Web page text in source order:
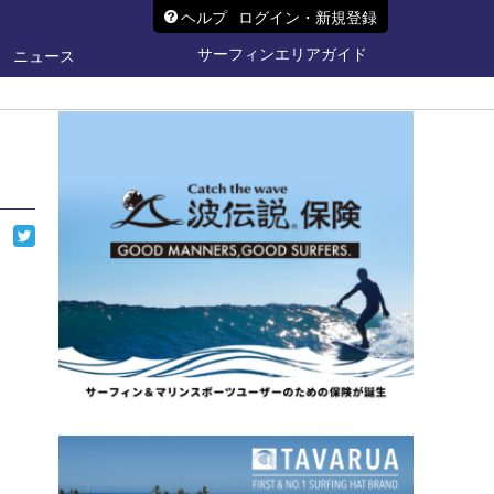
ヘルプ ログイン・新規登録
ニュース
サーフィンエリアガイド